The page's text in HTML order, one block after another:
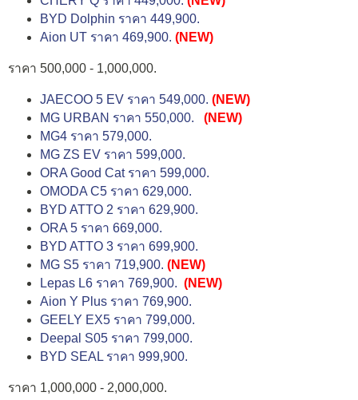
BYD Dolphin ราคา 449,900.
Aion UT ราคา 469,900. (NEW)
ราคา 500,000 - 1,000,000.
JAECOO 5 EV ราคา 549,000. (NEW)
MG URBAN ราคา 550,000.
(NEW)
MG4 ราคา 579,000.
MG ZS EV ราคา 599,000.
ORA Good Cat ราคา 599,000.
OMODA C5 ราคา 629,000.
BYD ATTO 2 ราคา 629,900.
ORA 5 ราคา 669,000.
BYD ATTO 3 ราคา 699,900.
MG S5 ราคา 719,900. (NEW)
Lepas L6 ราคา 769,900. (NEW)
Aion Y Plus ราคา 769,900.
GEELY EX5 ราคา 799,000.
Deepal S05 ราคา 799,000.
BYD SEAL ราคา 999,900.
ราคา 1,000,000 - 2,000,000.